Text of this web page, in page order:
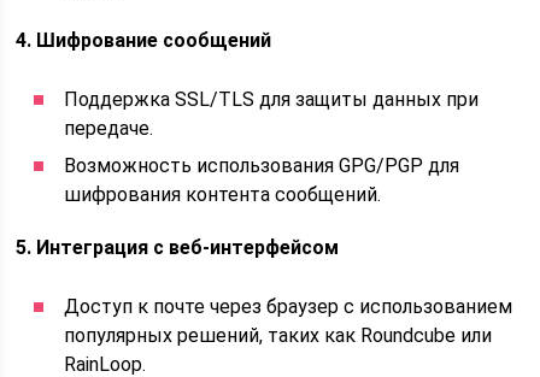
4. Шифрование сообщений
Поддержка SSL/TLS для защиты данных при
передаче.
Возможность использования GPG/PGP для
шифрования контента сообщений.
5. Интеграция с веб-интерфейсом
Доступ к почте через браузер с использованием
популярных решений, таких как Roundcube или
RainLoop.